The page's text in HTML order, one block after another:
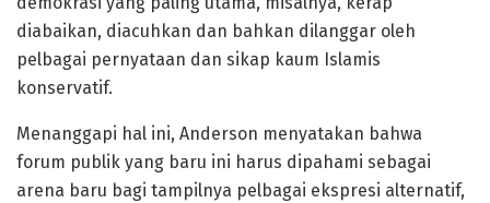
diabaikan, diacuhkan dan bahkan dilanggar oleh
pelbagai pernyataan dan sikap kaum Islamis
konservatif.
Menanggapi hal ini, Anderson menyatakan bahwa
forum publik yang baru ini harus dipahami sebagai
arena baru bagi tampilnya pelbagai ekspresi alternatif,